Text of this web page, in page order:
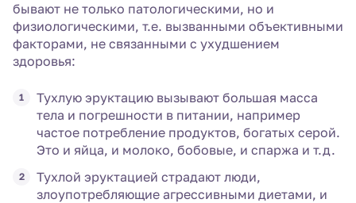
бывают не только патологическими, но и
физиологическими, т.е. вызванными объективными
факторами, не связанными с ухудшением
здоровья:
Тухлую эруктацию вызывают большая масса
тела и погрешности в питании, например
частое потребление продуктов, богатых серой.
Это и яйца, и молоко, бобовые, и спаржа и т.д.
Тухлой эруктацией страдают люди,
злоупотребляющие агрессивными диетами, и